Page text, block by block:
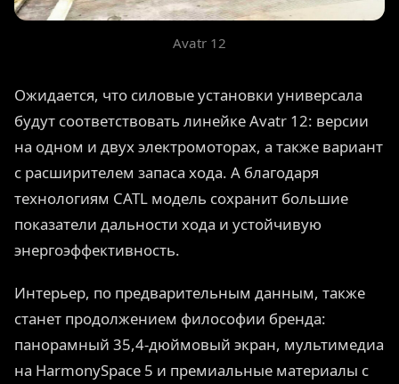
Avatr 12
Ожидается, что силовые установки универсала
будут соответствовать линейке Avatr 12: версии
на одном и двух электромоторах, а также вариант
с расширителем запаса хода. А благодаря
технологиям CATL модель сохранит большие
показатели дальности хода и устойчивую
энергоэффективность.
Интерьер, по предварительным данным, также
станет продолжением философии бренда:
панорамный 35,4-дюймовый экран, мультимедиа
на HarmonySpace 5 и премиальные материалы с